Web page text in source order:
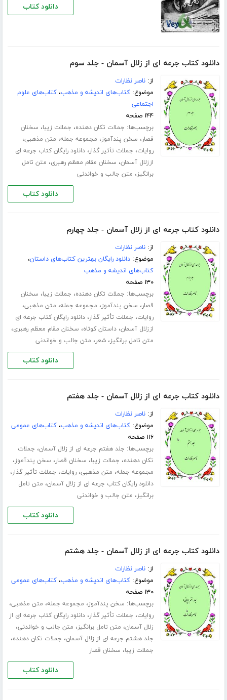
دانلود کتاب
دانلود کتاب جرعه ای از زلال آسمان - جلد سوم
از:ناصر نظارات
موضوع:کتاب‌های اندیشه و مذهب،کتاب‌های علوم
اجتماعی
۱۴۴ صفحه
برچسب‌ها: جملات تکان دهنده، جملات زیبا، سخنان
قصار، سخن پندآموز، مجموعه جمله، متن مذهبی،
روایات، جملات تأثیر گذار،دانلود رایگان کتاب جرعه ای
اززلال آسمان، سخنان مقام معظم رهبری، متن تامل
برانگیز، متن جالب و خواندنی
دانلود کتاب
دانلود کتاب جرعه ای از زلال آسمان - جلد چهارم
از:ناصر نظارات
موضوع:دانلود رایگان بهترین کتاب‌های داستان،
کتاب‌های اندیشه و مذهب
۱۳۰ صفحه
برچسب‌ها: جملات تکان دهنده، جملات زیبا، سخنان
قصار، سخن پندآموز، مجموعه جمله، متن مذهبی،
روایات، جملات تأثیر گذار،دانلود رایگان کتاب جرعه ای
اززلال آسمان،داستان کوتاه، سخنان مقام معظم رهبری،
متن تامل برانگیز،شعر، متن جالب و خواندنی
دانلود کتاب
دانلود کتاب جرعه ای از زلال آسمان - جلد هفتم
از:ناصر نظارات
موضوع:کتاب‌های اندیشه و مذهب،کتاب‌های عمومی
۱۱۶ صفحه
برچسب‌ها: جلد هفتم جرعه ای از زلال آسمان، جملات
تکان دهنده، جملات زیبا، سخنان قصار، سخن پندآموز،
مجموعه جمله، متن مذهبی،روایات، جملات تأثیر گذار،
دانلود رایگان کتاب جرعه ای از زلال آسمان، متن تامل
برانگیز، متن جالب و خواندنی
دانلود کتاب
دانلود کتاب جرعه ای از زلال آسمان - جلد هشتم
از:ناصر نظارات
موضوع:کتاب‌های اندیشه و مذهب،کتاب‌های عمومی
۱۳۰ صفحه
برچسب‌ها: سخن پندآموز، مجموعه جمله، متن مذهبی،
روایات، جملات تأثیر گذار،دانلود رایگان کتاب جرعه ای از
زلال آسمان، متن تامل برانگیز، متن جالب و خواندنی،
جلد هشتم جرعه ای از زلال آسمان، جملات تکان دهنده،
جملات زیبا، سخنان قصار
دانلود کتاب